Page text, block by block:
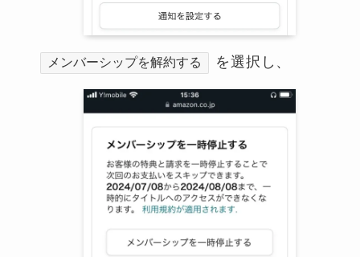
メンバーシップを解約する を選択し、